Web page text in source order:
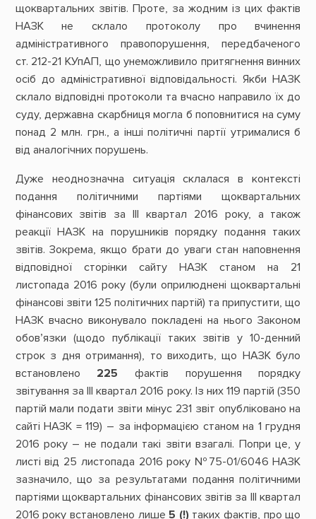
щоквартальних звітів. Проте, за жодним із цих фактів
НАЗК не склало протоколу про вчинення
адміністративного правопорушення, передбаченого
ст. 212-21 КУпАП, що унеможливило притягнення винних
осіб до адміністративної відповідальності. Якби НАЗК
склало відповідні протоколи та вчасно направило їх до
суду, державна скарбниця могла б поповнитися на суму
понад 2 млн. грн., а інші політичні партії утрималися б
від аналогічних порушень.
Дуже неоднозначна ситуація склалася в контексті
подання політичними партіями щоквартальних
фінансових звітів за ІІІ квартал 2016 року, а також
реакції НАЗК на порушників порядку подання таких
звітів. Зокрема, якщо брати до уваги стан наповнення
відповідної сторінки сайту НАЗК станом на 21
листопада 2016 року (були оприлюднені щоквартальні
фінансові звіти 125 політичних партій) та припустити, що
НАЗК вчасно виконувало покладені на нього Законом
обов’язки (щодо публікації таких звітів у 10-денний
строк з дня отримання), то виходить, що НАЗК було
встановлено 225 фактів порушення порядку
звітування за ІІІ квартал 2016 року. Із них 119 партій (350
партій мали подати звіти мінус 231 звіт опубліковано на
сайті НАЗК = 119) – за інформацією станом на 1 грудня
2016 року – не подали такі звіти взагалі. Попри це, у
листі від 25 листопада 2016 року №75-01/6046 НАЗК
зазначило, що за результатами подання політичними
партіями щоквартальних фінансових звітів за ІІІ квартал
2016 року встановлено лише5 (!) таких фактів, про що